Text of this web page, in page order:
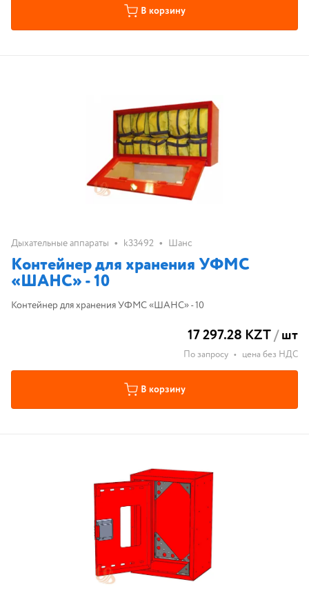
В корзину
Дыхательные аппараты • k33492 • Шанс
Контейнер для хранения УФМС
«ШАНС» - 10
Контейнер для хранения УФМС «ШАНС» - 10
17 297.28 KZT/шт
По запросу • цена без НДС
В корзину